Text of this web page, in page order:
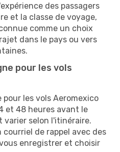
des passagers
et la classe de voyage,
comme un choix
dans le pays ou vers
pour les vols
les vols Aeromexico
et 48 heures avant le
varier selon l'itinéraire.
courriel de rappel avec des
enregistrer et choisir